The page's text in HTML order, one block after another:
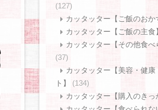
(127)
カッタッター【ご飯のおか
カッタッター【ご飯の主食
カッタッター【その他食べ
(37)
カッタッター【美容・健康
ト】
(134)
カッタッター【購入のきっ